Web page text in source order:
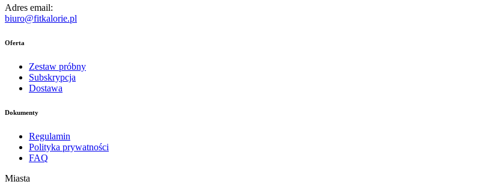
Adres email:
biuro@fitkalorie.pl
Oferta
Zestaw próbny
Subskrypcja
Dostawa
Dokumenty
Regulamin
Polityka prywatności
FAQ
Miasta